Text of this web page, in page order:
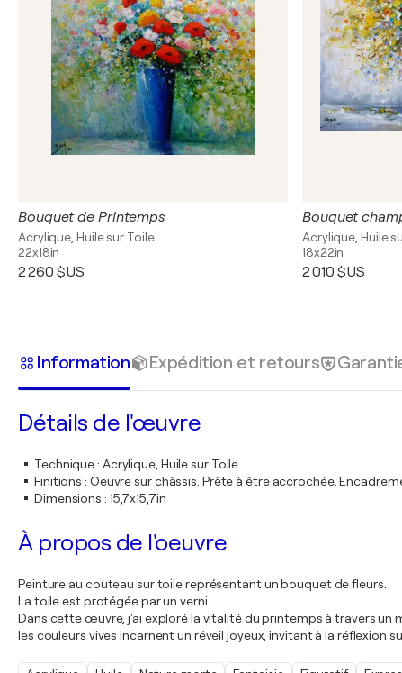
Bouquet de Printemps
Acrylique, Huile sur Toile
22x18in
2 260 $US
Bouquet
Acrylique, Huile
18x22in
2 010 $US
Information Expédition et retours
Détails de l'œuvre
Technique: Acrylique, Huile sur Toile
Finitions : Oeuvre sur châssis. Prête à être accrochée.
Dimensions : 15,7x15,7in
À propos de l'oeuvre
Peinture au couteau sur toile représentant un bouquet de fleurs.
La toile est protégée par un verni.
Dans cette œuvre, j'ai exploré la vitalité du printemps à travers un
les couleurs vives incarnent un réveil joyeux, invitant à la réflexion